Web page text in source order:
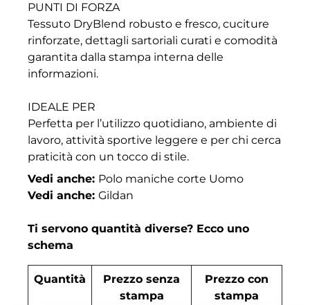
PUNTI DI FORZA
Tessuto DryBlend robusto e fresco, cuciture
rinforzate, dettagli sartoriali curati e comodità
garantita dalla stampa interna delle
informazioni.
IDEALE PER
Perfetta per l’utilizzo quotidiano, ambiente di
lavoro, attività sportive leggere e per chi cerca
praticità con un tocco di stile.
Vedi anche: Polo maniche corte Uomo
Vedi anche: Gildan
Ti servono quantità diverse? Ecco uno
schema
Quantità
Prezzo senza
stampa
Prezzo con
stampa